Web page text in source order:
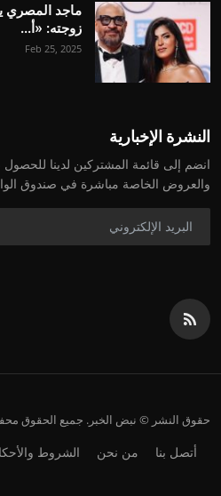
ماجد المصري
زوجته: «أ...
Feb 25, 2025
النشرة الإخبارية
انضم إلى قائمة المشتركين لدينا للحصول
والعروض الخاصة مباشرة في صندوق
حقوق النشر © نبض الخبر. جميع الحقوق
أتصل بنا من نحن الشروط